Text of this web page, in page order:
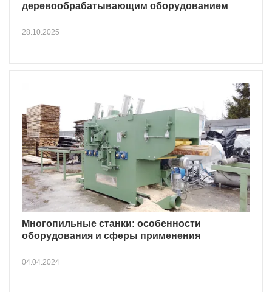
деревообрабатывающим оборудованием
28.10.2025
Многопильные станки: особенности
оборудования и сферы применения
04.04.2024